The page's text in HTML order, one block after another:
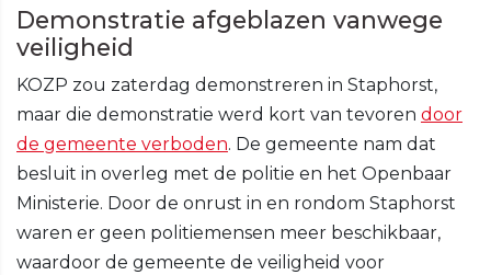
Demonstratie afgeblazen vanwege
veiligheid
KOZP zou zaterdag demonstreren in Staphorst,
maar die demonstratie werd kort van tevoren door
de gemeente verboden. De gemeente nam dat
besluit in overleg met de politie en het Openbaar
Ministerie. Door de onrust in en rondom Staphorst
waren er geen politiemensen meer beschikbaar,
waardoor de gemeente de veiligheid voor